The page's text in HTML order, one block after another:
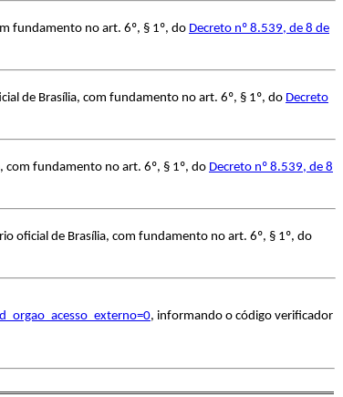
fundamento no art. 6º, § 1º, do Decreto nº 8.539, de 8 de
de Brasília, com fundamento no art. 6º, § 1º, do Decreto
fundamento no art. 6º, § 1º, do Decreto nº 8.539, de 8
oficial de Brasília, com fundamento no art. 6º, § 1º, do
, informando o código verificador